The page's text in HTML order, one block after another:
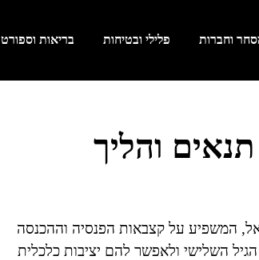
וחברות פלילי ובטיחות בריאות וספורט
והליך
המשפיע על קצבאות הפנסיה וההכנסה
השלישי ולאפשר להם יציבות כלכלית